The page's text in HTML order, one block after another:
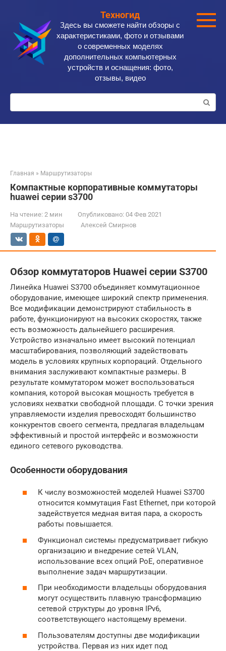
контенту
Техногид
Здесь вы сможете найти обзоры с
характеристиками, фото и отзывами
о современных моделях
дополнительных компьютерных
устройств и оснащения: фото,
отзывы, видео
Поиск:
Главная » Маршрутизаторы
Компактные корпоративные коммутаторы
huawei серии s3700
На чтение: 2 мин Опубликовано: 04 Фев 2021
Маршрутизаторы
Алексей Смирнов
Обзор коммутаторов Huawei серии S3700
Линейка Huawei S3700 объединяет коммутационное
оборудование, имеющее широкий спектр применения.
Все модификации демонстрируют стабильность в
работе, функционируют на высоких скоростях, также
есть возможность дальнейшего расширения.
Устройство изначально имеет высокий потенциал
масштабирования, позволяющий задействовать
модель в условиях крупных корпораций. Отдельного
внимания заслуживают компактные размеры. В
результате коммутатором может воспользоваться
компания, которой высокая мощность требуется в
условиях нехватки свободной площади. С точки зрения
управляемости изделия превосходят большинство
конкурентов своего сегмента, предлагая владельцам
эффективный и простой интерфейс и возможности
единого сетевого руководства.
Особенности оборудования
К числу возможностей моделей Huawei S3700
относится коммутация Fast Ethernet, при которой
задействуется медная витая пара, а скорость
работы повышается.
Функционал системы предусматривает гибкую
организацию и внедрение сетей VLAN,
использование всех опций PoE, оперативное
выполнение задач маршрутизации.
При необходимости владельцы оборудования
могут осуществить плавную трансформацию
сетевой структуры до уровня IPv6,
соответствующего настоящему времени.
Пользователям доступны две модификации
устройства. Первая из них идет под